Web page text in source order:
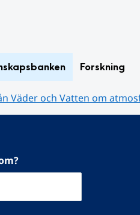
Forskning
Väder och Vatten om